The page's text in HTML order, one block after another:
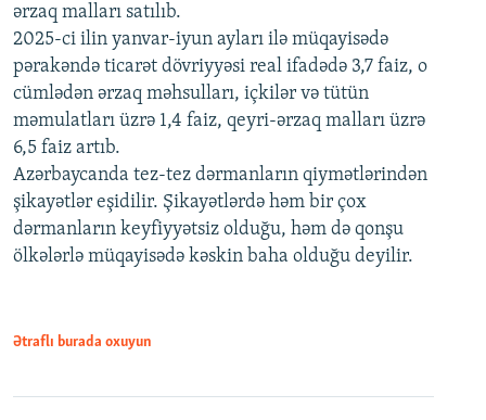
ərzaq malları satılıb.
2025-ci ilin yanvar-iyun ayları ilə müqayisədə
pərakəndə ticarət dövriyyəsi real ifadədə 3,7 faiz, o
cümlədən ərzaq məhsulları, içkilər və tütün
məmulatları üzrə 1,4 faiz, qeyri-ərzaq malları üzrə
6,5 faiz artıb.
Azərbaycanda tez-tez dərmanların qiymətlərindən
şikayətlər eşidilir. Şikayətlərdə həm bir çox
dərmanların keyfiyyətsiz olduğu, həm də qonşu
ölkələrlə müqayisədə kəskin baha olduğu deyilir.
Ətraflı burada oxuyun